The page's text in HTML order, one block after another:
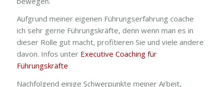
Aufgrund meiner eigenen Führungserfahrung coache
ich sehr gerne Führungskräfte, denn wenn man es in
dieser Rolle gut macht, profitieren Sie und viele andere
davon. Infos unter Executive Coaching für
Führungskräfte
Nachfolgend einige Schwerpunkte meiner Arbeit,